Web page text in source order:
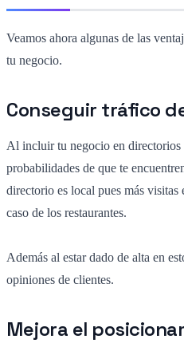
Veamos ahora algunas de las
tu negocio.
Conseguir tráfico
Al incluir tu negocio en directorios
probabilidades de que te
directorio es local pues más
caso de los restaurantes.
Además al estar dado de alta en
opiniones de clientes.
Mejora el